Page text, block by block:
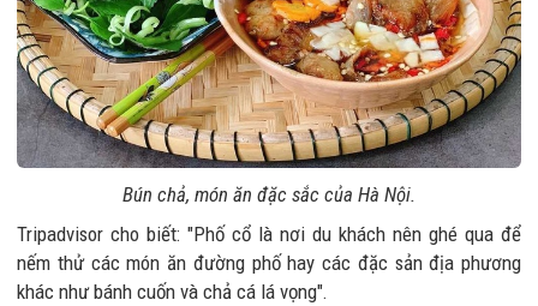
Bún chả, món ăn đặc sắc của Hà Nội.
Tripadvisor cho biết: "Phố cổ là nơi du khách nên ghé qua để
nếm thử các món ăn đường phố hay các đặc sản địa phương
khác như bánh cuốn và chả cá lá vọng".